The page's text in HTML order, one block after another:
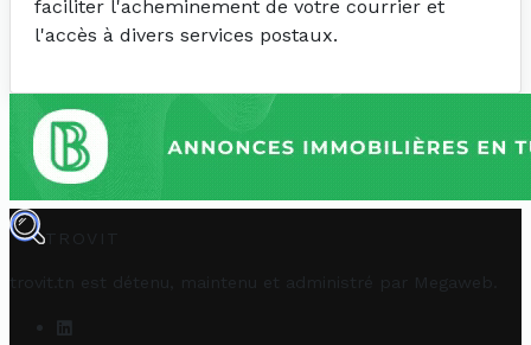
faciliter l'acheminement de votre courrier et
l'accès à divers services postaux.
TROVIT
trovit.tn est détenu, maintenu et administré par Megaweb